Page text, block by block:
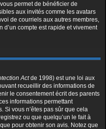
permet de bénéficier de
aux invités comme les avatars
de courriels aux autres membres,
d’un compte est rapide et vivement
Actde 1998) est une loi aux
recueillir des informations de
le consentement écrit des parents
informations permettant
Si vous n’êtes pas sûr que cela
ou que quelqu’un le fait à
pour obtenir son avis. Notez que